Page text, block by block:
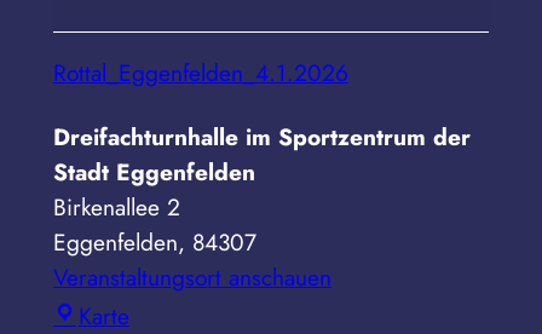
Rottal
Rottal_Eggenfelden_4.1.2026
Dreifachturnhalle im Sportzentrum der
Stadt Eggenfelden
Birkenallee 2
Eggenfelden, 84307
Veranstaltungsort anschauen
KarteDreifachturnhalle